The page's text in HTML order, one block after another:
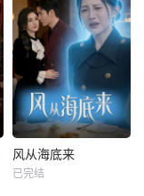
风从海底来
已完结